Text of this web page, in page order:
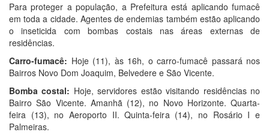
Para proteger a população, a Prefeitura está aplicando fumacê
em toda a cidade. Agentes de endemias também estão aplicando
o inseticida com bombas costais nas áreas externas de
residências.
Carro-fumacê: Hoje (11), às 16h, o carro-fumacê passará nos
Bairros Novo Dom Joaquim, Belvedere e São Vicente.
Bomba costal: Hoje, servidores estão visitando residências no
Bairro São Vicente. Amanhã (12), no Novo Horizonte. Quarta-
feira (13), no Aeroporto II. Quinta-feira (14), no Rosário I e
Palmeiras.